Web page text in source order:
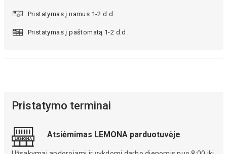
Pristatymas į namus 1-2 d.d.
Pristatymas į paštomatą 1-2 d.d.
Pristatymo terminai
Atsiėmimas LEMONA parduotuvėje